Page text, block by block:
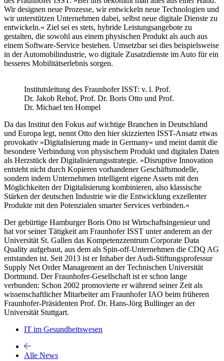
Wir designen neue Prozesse, wir entwickeln neue Technologien und
wir unterstützen Unternehmen dabei, selbst neue digitale Dienste zu
entwickeln.« Ziel sei es stets, hybride Leistungsangebote zu
gestalten, die sowohl aus einem physischen Produkt als auch aus
einem Software-Service bestehen. Umsetzbar sei dies beispielsweise
in der Automobilindustrie, wo digitale Zusatzdienste im Auto für ein
besseres Mobilitätserlebnis sorgen.
Institutsleitung des Fraunhofer ISST: v. l. Prof.
Dr. Jakob Rehof, Prof. Dr. Boris Otto und Prof.
Dr. Michael ten Hompel
Da das Institut den Fokus auf wichtige Branchen in Deutschland
und Europa legt, nennt Otto den hier skizzierten ISST-Ansatz etwas
provokativ »Digitalisierung made in Germany« und meint damit die
besondere Verbindung von physischem Produkt und digitalen Daten
als Herzstück der Digitalisierungsstrategie. »Disruptive Innovation
entsteht nicht durch Kopieren vorhandener Geschäftsmodelle,
sondern indem Unternehmen intelligent eigene Assets mit den
Möglichkeiten der Digitalisierung kombinieren, also klassische
Stärken der deutschen Industrie wie die Entwicklung exzellenter
Produkte mit den Potenzialen smarter Services verbinden.«
Der gebürtige Hamburger Boris Otto ist Wirtschaftsingenieur und
hat vor seiner Tätigkeit am Fraunhofer ISST unter anderem an der
Universität St. Gallen das Kompetenzzentrum Corporate Data
Quality aufgebaut, aus dem als Spin-off-Unternehmen die CDQ AG
entstanden ist. Seit 2013 ist er Inhaber der Audi-Stiftungsprofessur
Supply Net Order Management an der Technischen Universität
Dortmund. Der Fraunhofer-Gesellschaft ist er schon lange
verbunden: Schon 2002 promovierte er während seiner Zeit als
wissenschaftlicher Mitarbeiter am Fraunhofer IAO beim früheren
Fraunhofer-Präsidenten Prof. Dr. Hans-Jörg Bullinger an der
Universität Stuttgart.
IT im Gesundheitswesen
Alle News